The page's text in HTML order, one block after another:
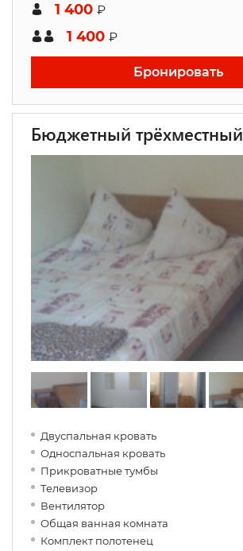
1 400 ₽
1 400 ₽
Бронировать
Бюджетный трёхместный
Двуспальная кровать
Односпальная кровать
Прикроватные тумбы
Телевизор
Вентилятор
Общая ванная комната
Комплект полотенец